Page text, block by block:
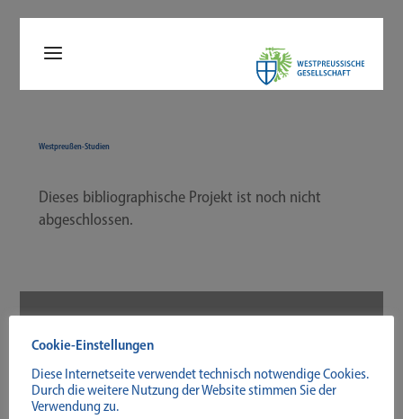
Westpreußen-​Studien
Die­ses biblio­gra­phi­sche Pro­jekt ist noch nicht
abgeschlossen.
Cookie-Einstellungen
Diese Internetseite verwendet technisch notwendige Cookies.
Durch die weitere Nutzung der Website stimmen Sie der
Verwendung zu.